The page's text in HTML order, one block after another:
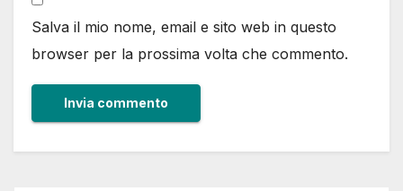
Salva il mio nome, email e sito web in questo
browser per la prossima volta che commento.